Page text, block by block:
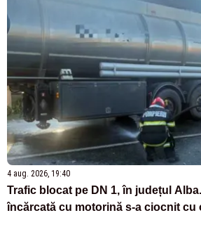
4 aug. 2026, 19:40
Trafic blocat pe DN 1, în județul
încărcată cu motorină s-a ciocnit cu